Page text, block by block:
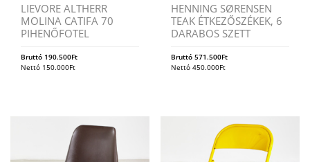
LIEVORE ALTHERR
MOLINA CATIFA 70
PIHENŐFOTEL
Bruttó 190.500Ft
Nettó 150.000Ft
HENNING SØRENSEN
TEAK ÉTKEZŐSZÉKEK, 6
DARABOS SZETT
Bruttó571.500Ft
Nettó450.000Ft